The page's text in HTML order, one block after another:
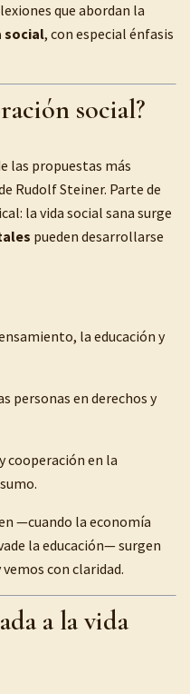
que abordan la
social, con especial énfasis
social?
las propuestas más
Rudolf Steiner. Parte de
la vida social sana surge
pueden desarrollarse
la educación y
personas en derechos y
cooperación en la
—cuando la economía
la educación— surgen
con claridad.
a la vida